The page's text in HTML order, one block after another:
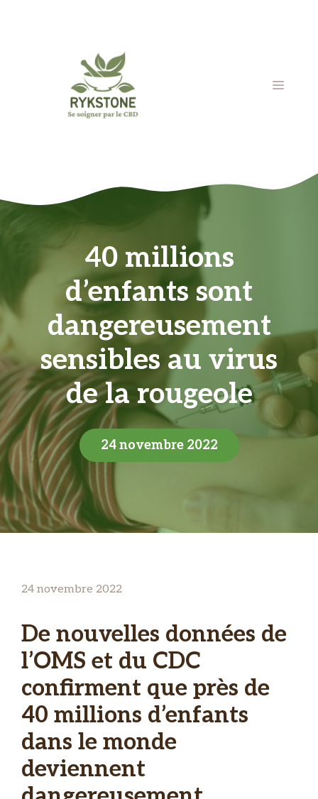
MENU
40 millions
d’enfants sont
dangereusement
sensibles au virus
de la rougeole
24 novembre 2022
24 novembre 2022
De nouvelles données de
l’OMS et du CDC
confirment que près de
40 millions d’enfants
dans le monde
deviennent